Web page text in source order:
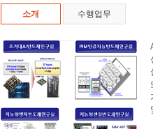
소개 수행업무